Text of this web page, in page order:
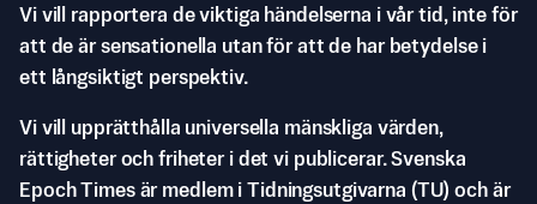
Vi vill rapportera de viktiga händelserna i vår tid, inte för
att de är sensationella utan för att de har betydelse i
ett långsiktigt perspektiv.
Vi vill upprätthålla universella mänskliga värden,
rättigheter och friheter i det vi publicerar. Svenska
Epoch Times är medlem i Tidningsutgivarna (TU) och är